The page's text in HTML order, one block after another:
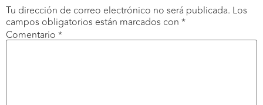
Tu dirección de correo electrónico no será publicada. Los
campos obligatorios están marcados con *
Comentario *